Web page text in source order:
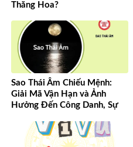
Thăng Hoa?
Sao Thái Âm Chiếu Mệnh:
Giải Mã Vận Hạn và Ảnh
Hưởng Đến Công Danh, Sự